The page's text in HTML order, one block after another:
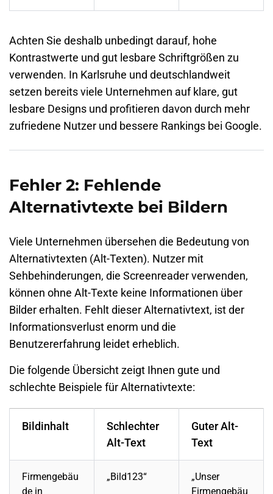
Achten Sie deshalb unbedingt darauf, hohe
Kontrastwerte und gut lesbare Schriftgrößen zu
verwenden. In Karlsruhe und deutschlandweit
setzen bereits viele Unternehmen auf klare, gut
lesbare Designs und profitieren davon durch mehr
zufriedene Nutzer und bessere Rankings bei Google.
Fehler 2: Fehlende
Alternativtexte bei Bildern
Viele Unternehmen übersehen die Bedeutung von
Alternativtexten (Alt-Texten). Nutzer mit
Sehbehinderungen, die Screenreader verwenden,
können ohne Alt-Texte keine Informationen über
Bilder erhalten. Fehlt dieser Alternativtext, ist der
Informationsverlust enorm und die
Benutzererfahrung leidet erheblich.
Die folgende Übersicht zeigt Ihnen gute und
schlechte Beispiele für Alternativtexte:
Bildinhalt
Schlechter
Alt-Text
Guter Alt-
Text
Firmengebäu
de in
„Bild123“
„Unser
Firmengebäu